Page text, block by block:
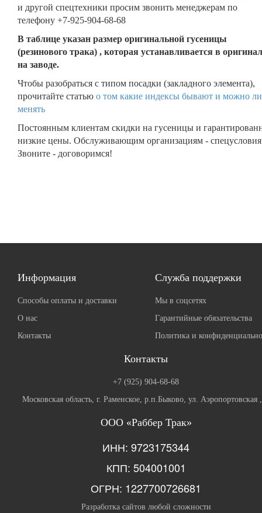
и другой спецтехники просим звонить менеджерам по
телефону +7-925-904-68-68
В таблице указан размер оригинальной гусеницы
(резинового трака) , которая устанавливается в
на заводе.
Чтобы разобраться с типом посадки (закладного элемента),
прочитайте статью о том какие индексы бывают и можно
менять
Постоянным клиентам скидки на гусеницы и
низкие цены. Обслуживающим организациям -
Звоните - договоримся!
Информация
Способы оплаты и доставки
О нас
Контакты
Служба поддержки
Мы в соцсетях
Гарантийные обязательства
Политика и
Контакты
+7 (925) 904-68-68
Московская область, г. Раменское, р.п.Быково, ул. Аэропортовская
ООО «Раббер Трак»
ИНН: 9723175344
КПП: 504001001
ОГРН: 1227700726681
Разработка сайтов любой сложности